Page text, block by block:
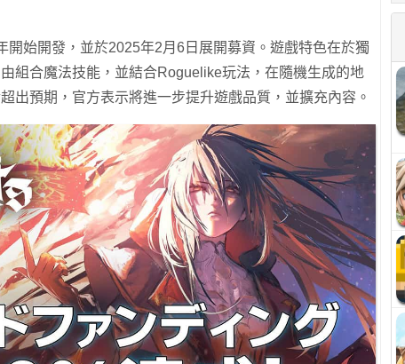
開始開發，並於2025年2月6日展開募資。遊戲特色在於獨
組合魔法技能，並結合Roguelike玩法，在隨機生成的地
出預期，官方表示將進一步提升遊戲品質，並擴充內容。